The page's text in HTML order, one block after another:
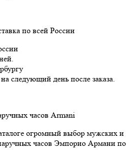
по всей России
следующий день после заказа.
часов Armani
огромный выбор мужских и
часов Эмпорио Армани по